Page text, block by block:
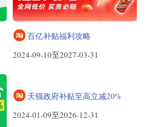
百亿补贴福利攻略
2024-09-10至2027-03-31